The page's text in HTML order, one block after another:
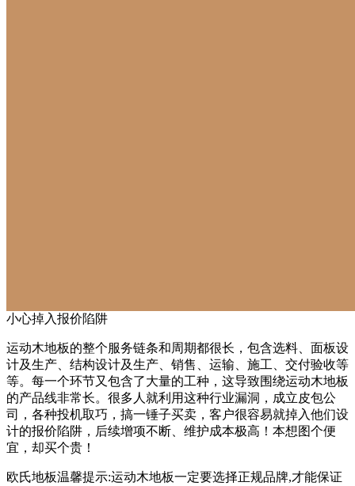
小心掉入报价陷阱
运动木地板的整个服务链条和周期都很长，包含选料、面板设
计及生产、结构设计及生产、销售、运输、施工、交付验收等
等。每一个环节又包含了大量的工种，这导致围绕运动木地板
的产品线非常长。很多人就利用这种行业漏洞，成立皮包公
司，各种投机取巧，搞一锤子买卖，客户很容易就掉入他们设
计的报价陷阱，后续增项不断、维护成本极高！本想图个便
宜，却买个贵！
欧氏地板温馨提示:运动木地板一定要选择正规品牌,才能保证